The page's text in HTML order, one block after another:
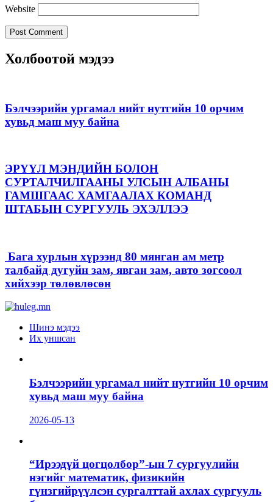
Website
Холбоотой мэдээ
Бэлчээрийн ургамал нийт нутгийн 10 орчим
хувьд маш муу байна
ЭРҮҮЛ МЭНДИЙН БОЛОН
СУРТАЛЧИЛГААНЫ УЛСЫН АЛБАНЫ
ГАМШГААС ХАМГААЛАХ КОМАНД
ШТАБЫН СУРГУУЛЬ ЭХЭЛЛЭЭ
Бага хурлын хүрээнд 80 мянган ам метр
талбайд дугуйн зам, явган зам, авто зогсоол
хийхээр төлөвлөсөн
Шинэ мэдээ
Их уншсан
Бэлчээрийн ургамал нийт нутгийн 10 орчим
хувьд маш муу байна
2026-05-13
“Ирээдүй цогцолбор”-ын 7 сургуулийн
нэгийг математик, физикийн
гүнзгийрүүлсэн сургалттай ахлах сургууль